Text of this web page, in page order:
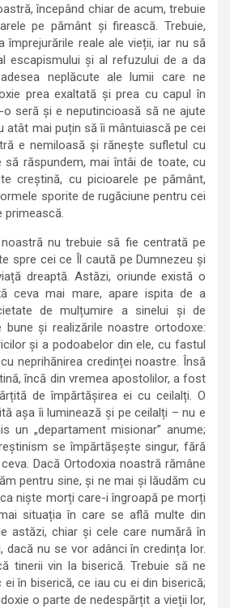
începând chiar de acum, trebuie
pe pământ și firească. Trebuie,
împrejurările reale ale vieții, iar nu să
escapismului și al refuzului de a da
neplăcute ale lumii care ne
prea exaltată și prea cu capul în
seră și e neputincioasă să ne ajute
atât mai puțin să îi mântuiască pe cei
e nemiloasă și rănește sufletul cu
să răspundem, mai întâi de toate, cu
creștină, cu picioarele pe pământ,
sporite de rugăciune pentru cei
primească.
nu trebuie să fie centrată pe
spre cei ce Îl caută pe Dumnezeu și
dreaptă. Astăzi, oriunde există o
ceva mai mare, apare ispita de a
de mulțumire a sinelui și de
bune și realizările noastre ortodoxe:
și a podoabelor din ele, cu fastul
neprihănirea credinței noastre. Însă
încă din vremea apostolilor, a fost
de împărtășirea ei cu ceilalți. O
așa îi luminează și pe ceilalți – nu e
un „departament misionar” anume;
se împărtășește singur, fără
Dacă Ortodoxia noastră rămâne
pentru sine, și ne mai și lăudăm cu
niște morți care-i îngroapă pe morți
situația în care se află multe din
astăzi, chiar și cele care numără în
dacă nu se vor adânci în credința lor.
tinerii vin la biserică. Trebuie să ne
în biserică, ce iau cu ei din biserică;
o parte de nedespărțit a vieții lor,